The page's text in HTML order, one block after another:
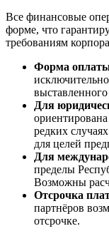
Все финансовые
форме, что
требованиям
Форма
выставленного
Для
редких
для целей
Для
пределы
Возможны
Отсрочка
партнёров
отсрочке.